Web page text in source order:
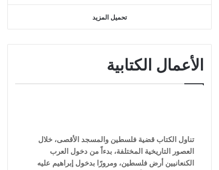
تحميل المزيد
الأعمال الكتابية
تناول الكتاب قضية فلسطين والمسجد الأقصى، خلال
العصور التاريخية المختلفة، بدءاً من دخول العرب
الكنعانيين أرض فلسطين، ومرورًا بدخول إبراهيم عليه